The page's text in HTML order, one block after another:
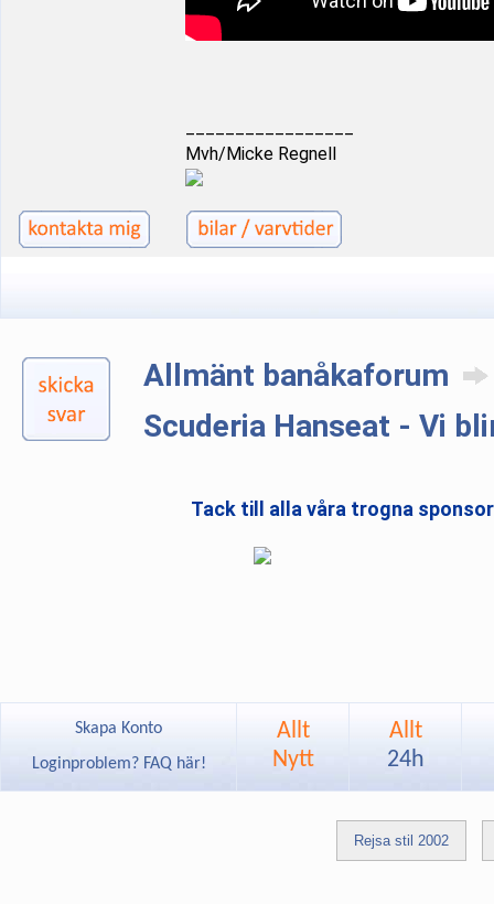
Mvh/Micke Regnell
Allmänt banåkaforum
Scuderia Hanseat - Vi
Tack till alla våra trogna
Skapa Konto
Loginproblem? FAQ här!
Allt
Nytt
Allt
24h
Rejsa stil 2002